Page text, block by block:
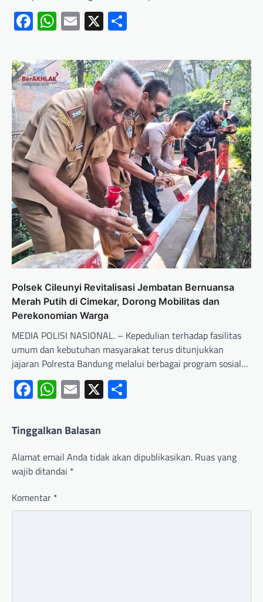
Facebook
WhatsApp
Email
X
Polsek Cileunyi Revitalisasi Jembatan Bernuansa
Merah Putih di Cimekar, Dorong Mobilitas dan
Perekonomian Warga
MEDIA POLISI NASIONAL. – Kepedulian terhadap fasilitas
umum dan kebutuhan masyarakat terus ditunjukkan
jajaran Polresta Bandung melalui berbagai program sosial…
Facebook
WhatsApp
Email
X
Tinggalkan Balasan
Alamat email Anda tidak akan dipublikasikan. Ruas yang
wajib ditandai *
Komentar *